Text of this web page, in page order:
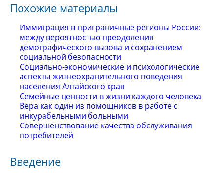
Похожие материалы
Иммиграция в приграничные регионы России:
между вероятностью преодоления
демографического вызова и сохранением
социальной безопасности
Социально-экономические и психологические
аспекты жизнеохранительного поведения
населения Алтайского края
Семейные ценности в жизни каждого человека
Вера как один из помощников в работе с
инкурабельными больными
Совершенствование качества обслуживания
потребителей
Введение